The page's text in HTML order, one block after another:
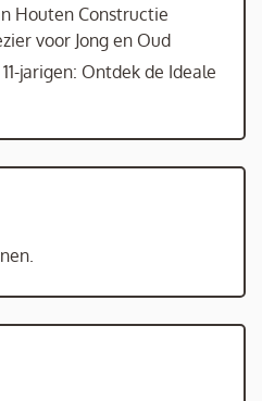
Houten Constructie
voor Jong en Oud
jarigen: Ontdek de Ideale